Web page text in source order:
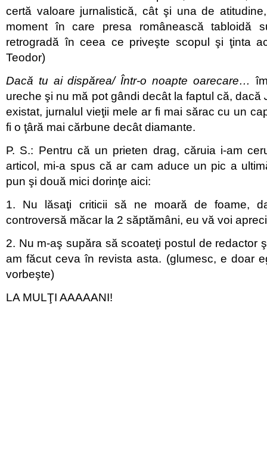
certă valoare jurnalistică, cât şi una de
moment în care presa românească tabloidă
retrogradă în ceea ce priveşte scopul şi ţinta
Teodor)
Dacă tu ai dispărea/ Într-o noapte oarecare…
ureche şi nu mă pot gândi decât la faptul că, dacă
existat, jurnalul vieţii mele ar fi mai sărac cu un
fi o ţâră mai cărbune decât diamante.
P. S.: Pentru că un prieten drag, căruia i-am
articol, mi-a spus că ar cam aduce un pic a
pun şi două mici dorinţe aici:
1. Nu lăsaţi criticii să ne moară de foame,
controversă măcar la 2 săptămâni, eu vă voi
2. Nu m-aş supăra să scoateţi postul de redactor
am făcut ceva în revista asta. (glumesc, e doar
vorbeşte)
LA MULŢI AAAAANI!